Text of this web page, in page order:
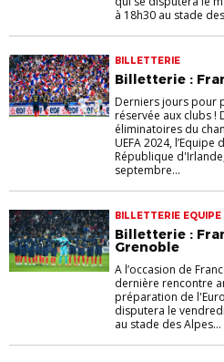
à 18h30 au stade
BILLETTERIE
Billetterie :
Derniers jours pour
réservée aux clubs !
éliminatoires du
UEFA 2024, l’Equipe
République
septembre...
BILLETTERIE
Billetterie :
Grenoble
A l’occasion de
dernière rencontre
préparation de
disputera le
au stade des Alpes...